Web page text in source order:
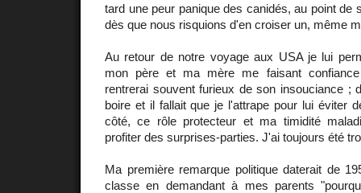
tard une peur panique des canidés, au point de
dès que nous risquions d'en croiser un, même
Au retour de notre voyage aux USA je lui
mon père et ma mère me faisant
rentrerai souvent furieux de son insouciance ;
boire et il fallait que je l'attrape pour lui éviter
côté, ce rôle protecteur et ma timidité
profiter des surprises-parties. J'ai toujours été
Ma première remarque politique daterait de
classe en demandant à mes parents